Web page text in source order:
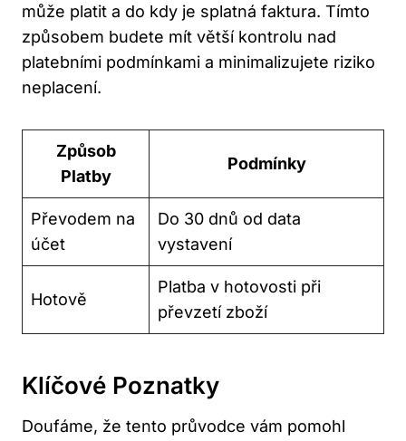
může platit a do kdy je splatná faktura. Tímto
způsobem budete mít větší kontrolu nad
platebními podmínkami a minimalizujete riziko
neplacení.
Způsob
Platby
Podmínky
Převodem na
účet
Do 30 dnů od data
vystavení
Hotově
Platba v hotovosti při
převzetí zboží
Klíčové Poznatky
Doufáme, že tento průvodce vám pomohl